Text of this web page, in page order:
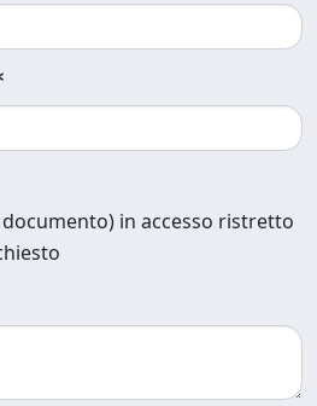
in accesso ristretto